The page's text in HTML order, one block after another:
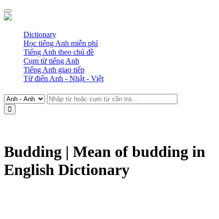
Dictionary
Học tiếng Anh miễn phí
Tiếng Anh theo chủ đề
Cụm từ tiếng Anh
Tiếng Anh giao tiếp
Từ điển Anh - Nhật - Việt
Budding | Mean of budding in
English Dictionary